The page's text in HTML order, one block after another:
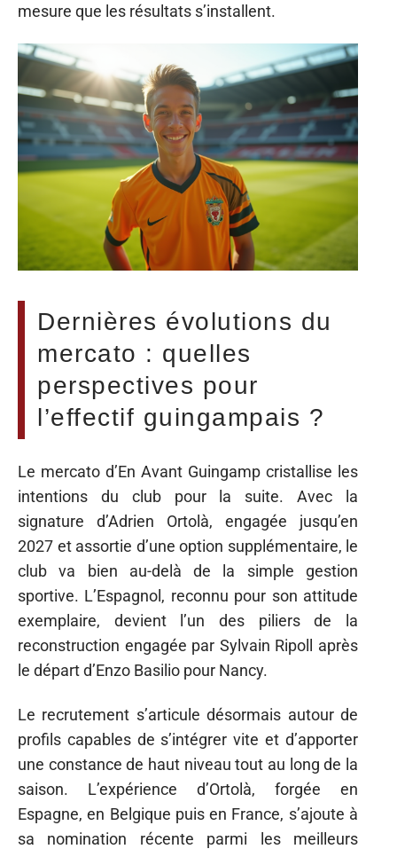
mesure que les résultats s’installent.
Dernières évolutions du
mercato : quelles
perspectives pour
l’effectif guingampais ?
Le mercato d’En Avant Guingamp cristallise les
intentions du club pour la suite. Avec la
signature d’Adrien Ortolà, engagée jusqu’en
2027 et assortie d’une option supplémentaire, le
club va bien au-delà de la simple gestion
sportive. L’Espagnol, reconnu pour son attitude
exemplaire, devient l’un des piliers de la
reconstruction engagée par Sylvain Ripoll après
le départ d’Enzo Basilio pour Nancy.
Le recrutement s’articule désormais autour de
profils capables de s’intégrer vite et d’apporter
une constance de haut niveau tout au long de la
saison. L’expérience d’Ortolà, forgée en
Espagne, en Belgique puis en France, s’ajoute à
sa nomination récente parmi les meilleurs